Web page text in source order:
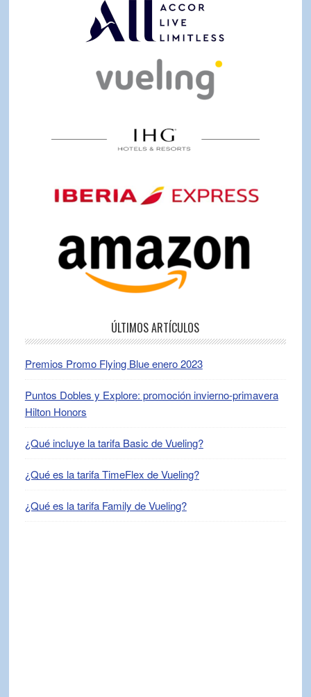
ÚLTIMOS ARTÍCULOS
Premios Promo Flying Blue enero 2023
Puntos Dobles y Explore: promoción invierno-primavera
Hilton Honors
¿Qué incluye la tarifa Basic de Vueling?
¿Qué es la tarifa TimeFlex de Vueling?
¿Qué es la tarifa Family de Vueling?